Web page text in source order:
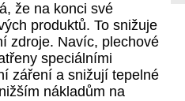
že na konci své
produktů. To snižuje
zdroje. Navíc, plechové
speciálními
záření a snižují tepelné
nákladům na